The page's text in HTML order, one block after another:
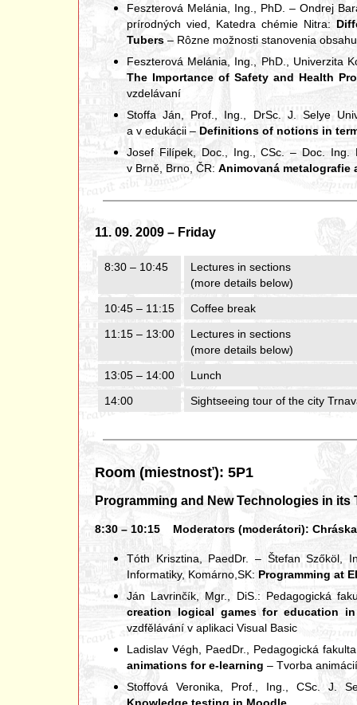
Feszterová Melánia, Ing., PhD. – Ondrej
prírodných vied, Katedra chémie Nitra:
Tubers – Rôzne možnosti stanovenia
Feszterová Melánia, Ing., PhD., Univerzita
The Importance of Safety and Health
vzdelávaní
Stoffa Ján, Prof., Ing., DrSc. J. Selye
a v edukácii – Definitions of notions in
Josef Filípek, Doc., Ing., CSc. – Doc. Ing.
v Brně, Brno, ČR: Animovaná metalografie
11. 09. 2009 – Friday
8:30 – 10:45
Lectures in sections
(more details below)
10:45 – 11:15
Coffee break
11:15 – 13:00
Lectures in sections
(more details below)
13:05 – 14:00
Lunch
14:00
Sightseeing tour of the city
Room (miestnosť): 5P1
Programming and New Technologies in its
8:30 – 10:15 Moderators (moderátori):
Tóth Krisztina, PaedDr. – Štefan Szőköl,
Informatiky, Komárno,SK: Programming at
Ján Lavrinčík, Mgr., DiS.: Pedagogická
creation logical games for education
vzdfělávání v aplikaci Visual Basic
Ladislav Végh, PaedDr., Pedagogická
animations for e-learning – Tvorba
Stoffová Veronika, Prof., Ing., CSc. J.